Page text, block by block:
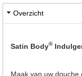
Overzicht
Satin Body®
Maak van uw douche